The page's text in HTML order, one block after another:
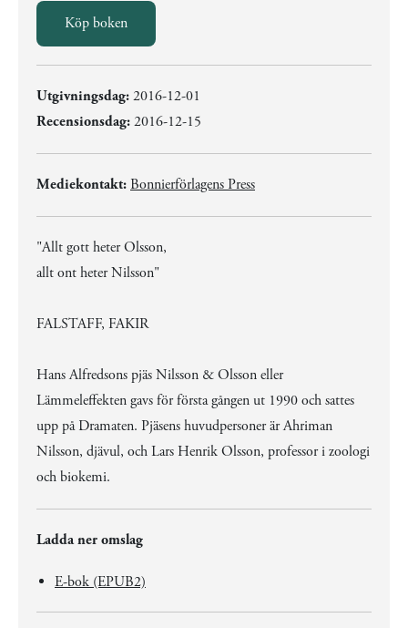
Köp boken
Utgivningsdag:2016-12-01
Recensionsdag:2016-12-15
Mediekontakt: Bonnierförlagens Press
"Allt gott heter Olsson,
allt ont heter Nilsson"
FALSTAFF, FAKIR
Hans Alfredsons pjäs Nilsson & Olsson eller
Lämmeleffekten gavs för första gången ut 1990 och sattes
upp på Dramaten. Pjäsens huvudpersoner är Ahriman
Nilsson, djävul, och Lars Henrik Olsson, professor i zoologi
och biokemi.
Ladda ner omslag
E-bok (EPUB2)